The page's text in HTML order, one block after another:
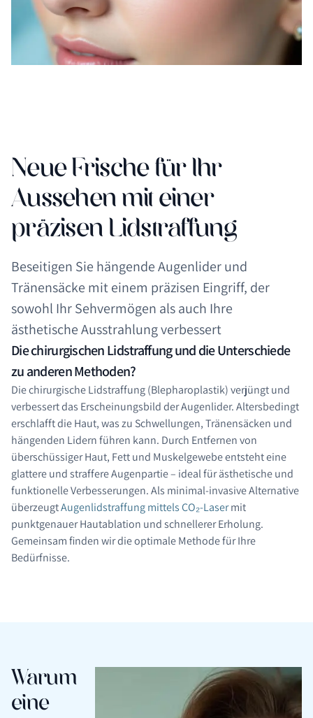
Neue Frische für Ihr
Aussehen mit einer
präzisen Lidstraffung
Beseitigen Sie hängende Augenlider und
Tränensäcke mit einem präzisen Eingriff, der
sowohl Ihr Sehvermögen als auch Ihre
ästhetische Ausstrahlung verbessert
Die chirurgischen Lidstraffung und die Unterschiede
zu anderen Methoden?
Die chirurgische Lidstraffung (Blepharoplastik) verjüngt und
verbessert das Erscheinungsbild der Augenlider. Altersbedingt
erschlafft die Haut, was zu Schwellungen, Tränensäcken und
hängenden Lidern führen kann. Durch Entfernen von
überschüssiger Haut, Fett und Muskelgewebe entsteht eine
glattere und straffere Augenpartie – ideal für ästhetische und
funktionelle Verbesserungen. Als minimal-invasive Alternative
überzeugtAugenlidstraffung mittels CO₂-Lasermit
punktgenauer Hautablation und schnellerer Erholung.
Gemeinsam finden wir die optimale Methode für Ihre
Bedürfnisse.
Warum
eine